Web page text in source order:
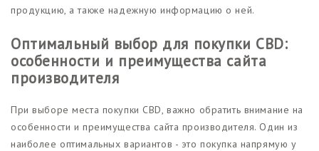
продукцию, а также надежную информацию о ней.
Оптимальный выбор для покупки CBD:
особенности и преимущества сайта
производителя
При выборе места покупки CBD, важно обратить внимание на
особенности и преимущества сайта производителя. Один из
наиболее оптимальных вариантов - это покупка напрямую у